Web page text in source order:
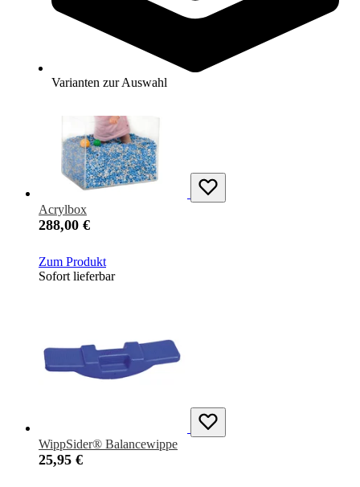
Varianten zur Auswahl
Zum Produkt
Sofort lieferbar
Acrylbox
288,00 €
Zum Produkt
Sofort lieferbar
WippSider® Balancewippe
25,95 €